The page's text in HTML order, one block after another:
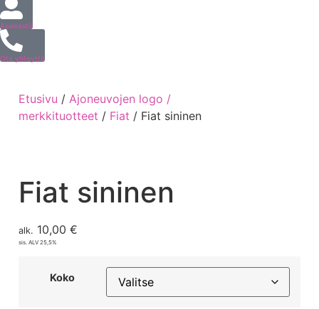
Asiakastili
Ota yhteyttä
Etusivu / Ajoneuvojen logo /
merkkituotteet / Fiat / Fiat sininen
Fiat sininen
alk. 10,00 €
sis. ALV 25,5%
Koko